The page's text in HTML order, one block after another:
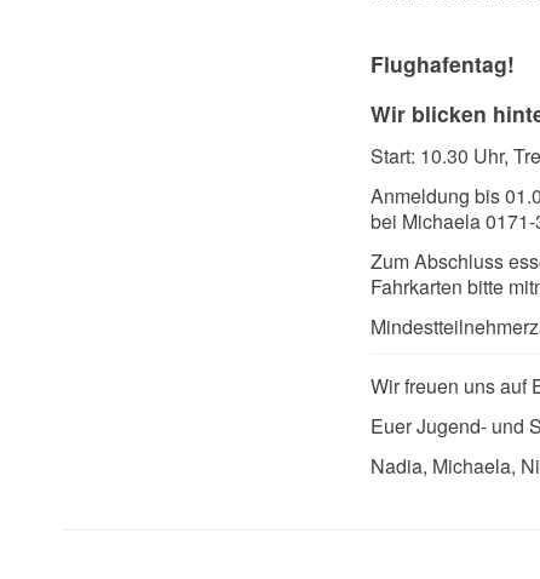
Flughafentag!
Wir blicken
Start: 10.30 Uhr,
Anmeldung bis
bei Michaela
Zum Abschluss
Fahrkarten bitte
Wir freuen uns auf
Euer Jugend- und
Nadia, Michaela,